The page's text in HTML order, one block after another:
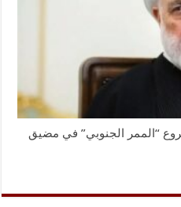
“الممر الجنوبي” في مضيق